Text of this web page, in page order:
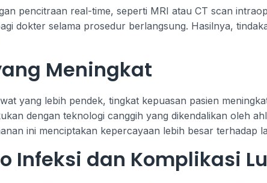
pencitraan real-time, seperti MRI atau CT scan
dokter selama prosedur berlangsung. Hasilnya,
Meningkat
yang lebih pendek, tingkat kepuasan pasien
dengan teknologi canggih yang dikendalikan oleh
ini menciptakan kepercayaan lebih besar terhadap
Infeksi dan Komplikasi